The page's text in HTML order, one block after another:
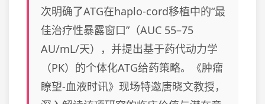
次明确了ATG在haplo-cord移植中的“最
佳治疗性暴露窗口”（AUC 55–75
AU/mL/天），并提出基于药代动力学
（PK）的个体化ATG给药策略。《肿瘤
瞭望-血液时讯》现场特邀唐晓文教授，